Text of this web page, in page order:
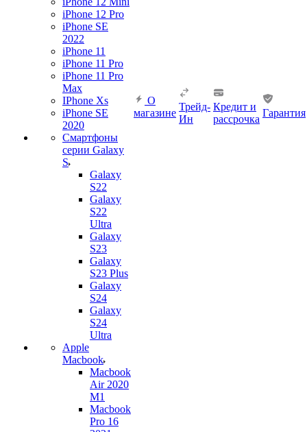
iPhone 12 Pro
iPhone SE
2022
iPhone 11
iPhone 11 Pro
iPhone 11 Pro
Max
IPhone Xs
iPhone SE
2020
Смартфоны
серии Galaxy
S
Galaxy
S22
Galaxy
S22
Ultra
Galaxy
S23
Galaxy
S23 Plus
Galaxy
S24
Galaxy
S24
Ultra
Apple
Macbook
Macbook
Air 2020
M1
Macbook
Pro 16
О
магазине
Трейд-
Ин
Кредит и
рассрочка
Гарантия